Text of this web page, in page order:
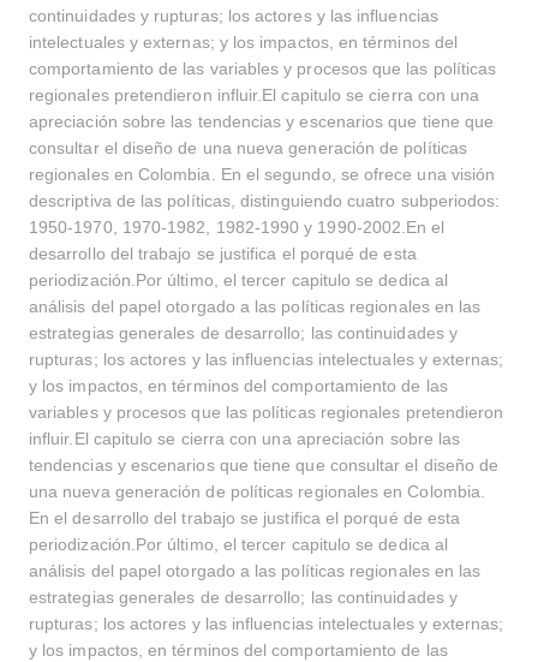
continuidades y rupturas; los actores y las influencias
intelectuales y externas; y los impactos, en términos del
comportamiento de las variables y procesos que las políticas
regionales pretendieron influir.El capitulo se cierra con una
apreciación sobre las tendencias y escenarios que tiene que
consultar el diseño de una nueva generación de políticas
regionales en Colombia. En el segundo, se ofrece una visión
descriptiva de las políticas, distinguiendo cuatro subperiodos:
1950-1970, 1970-1982, 1982-1990 y 1990-2002.En el
desarrollo del trabajo se justifica el porqué de esta
periodización.Por último, el tercer capitulo se dedica al
análisis del papel otorgado a las políticas regionales en las
estrategias generales de desarrollo; las continuidades y
rupturas; los actores y las influencias intelectuales y externas;
y los impactos, en términos del comportamiento de las
variables y procesos que las políticas regionales pretendieron
influir.El capitulo se cierra con una apreciación sobre las
tendencias y escenarios que tiene que consultar el diseño de
una nueva generación de políticas regionales en Colombia.
En el desarrollo del trabajo se justifica el porqué de esta
periodización.Por último, el tercer capitulo se dedica al
análisis del papel otorgado a las políticas regionales en las
estrategias generales de desarrollo; las continuidades y
rupturas; los actores y las influencias intelectuales y externas;
y los impactos, en términos del comportamiento de las